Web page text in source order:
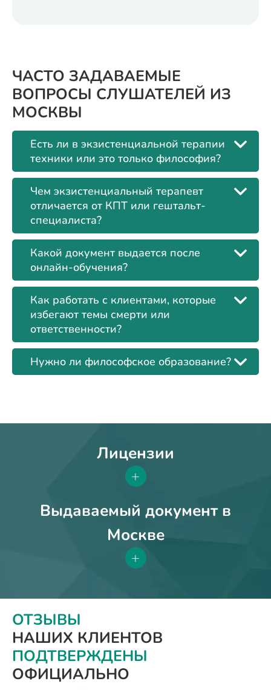
ЧАСТО ЗАДАВАЕМЫЕ
ВОПРОСЫ СЛУШАТЕЛЕЙ ИЗ
МОСКВЫ
Есть ли в экзистенциальной терапии
техники или это только философия?
Чем экзистенциальный терапевт
отличается от КПТ или гештальт-
специалиста?
Какой документ выдается после
онлайн-обучения?
Как работать с клиентами, которые
избегают темы смерти или
ответственности?
Нужно ли философское образование?
Лицензии
+
Выдаваемый документ в
Москве
+
ОТЗЫВЫ
НАШИХ КЛИЕНТОВ
ПОДТВЕРЖДЕНЫ
ОФИЦИАЛЬНО